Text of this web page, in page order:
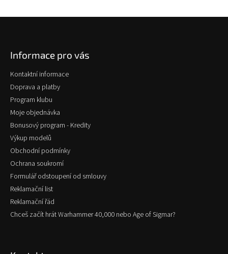
Informace pro vás
Kontaktní informace
Doprava a platby
Program klubu
Moje objednávka
Bonusový program - Kredity
Výkup modelů
Obchodní podmínky
Ochrana soukromí
Formulář odstoupení od smlouvy
Reklamační list
Reklamační řád
Chceš začít hrát Warhammer 40,000 nebo Age of Sigmar?